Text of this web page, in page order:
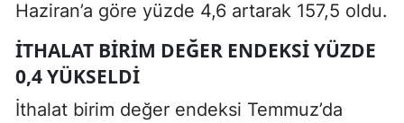
Haziran’a göre yüzde 4,6 artarak 157,5 oldu.
İTHALAT BIRIM DEĞER ENDEKSI YÜZDE
0,4 YÜKSELDI
İthalat birim değer endeksi Temmuz’da